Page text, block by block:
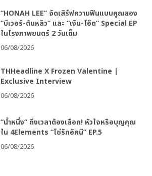
“HONAH LEE” จัดเสิร์ฟความฟินแบบคูณสอง
“บีเวอร์-ต้นหลิว” และ “เงิน-โอ๊ต” Special EP
ในโรงภาพยนตร์ 2 วันเต็ม
06/08/2026
THHeadline X Frozen Valentine |
Exclusive Interview
06/08/2026
“น้ำหนึ่ง” ถึงเวลาต้องเลือก! หัวใจหรือบุญคุณ
ใน 4Elements “โซ่รักอัคนี” EP.5
06/08/2026